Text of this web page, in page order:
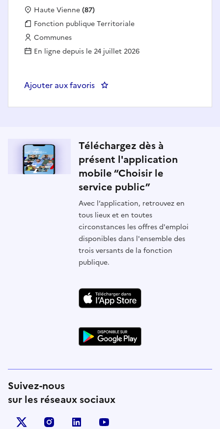
Localisation :
Haute Vienne(87)
Fonction publique :
Fonction publique Territoriale
Employeur :
Communes
En ligne depuis le 24 juillet 2026
Ajouter aux favoris : adjoint administratif - MAIRIE
Téléchargez dès à
présent l'application
mobile “Choisir le
service public”
Avec l’application, retrouvez en
tous lieux et en toutes
circonstances les offres d'emploi
disponibles dans l'ensemble des
trois versants de la fonction
publique.
Suivez-nous
sur les réseaux sociaux
X (anciennement Twitter)
instagramlinkedin